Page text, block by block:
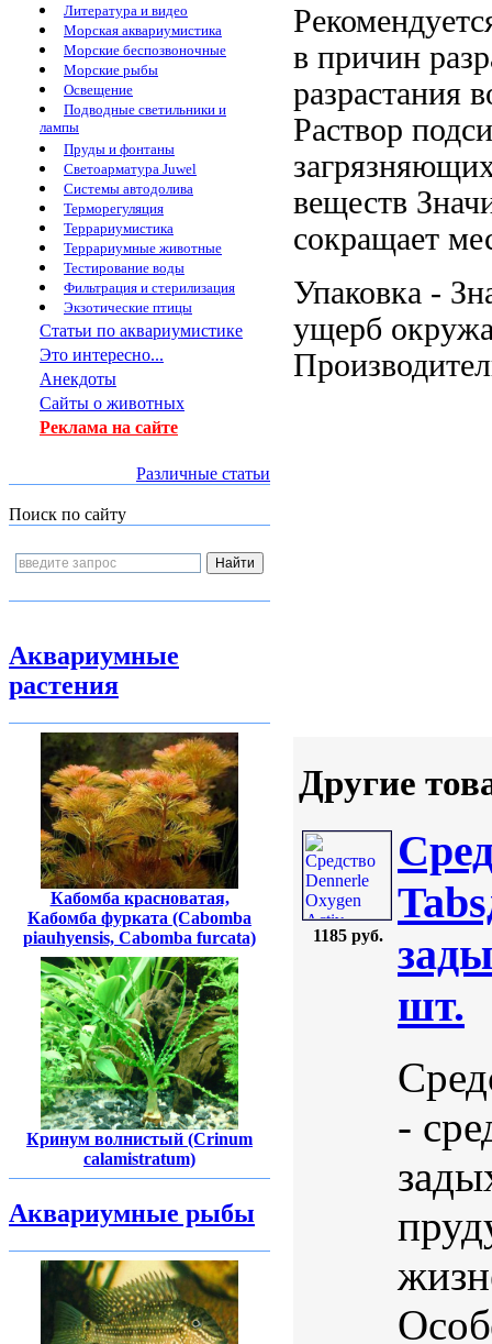
Литература и видео
Морская аквариумистика
Морские беспозвоночные
Морские рыбы
Освещение
Подводные светильники и
лампы
Пруды и фонтаны
Светоарматура Juwel
Системы автодолива
Терморегуляция
Террариумистика
Террариумные животные
Тестирование воды
Фильтрация и стерилизация
Экзотические птицы
Статьи по аквариумистике
Это интересно...
Анекдоты
Сайты о животных
Реклама на сайте
Различные статьи
Поиск по сайту
Аквариумные
растения
Кабомба красноватая,
Кабомба фурката (Cabomba
piauhyensis, Cabomba furcata)
Кринум волнистый (Crinum
calamistratum)
Аквариумные рыбы
в причин
разрастания
Раствор
веществ
сокращает
Упаковка -
ущерб
Другие
1185 руб.
шт.
-